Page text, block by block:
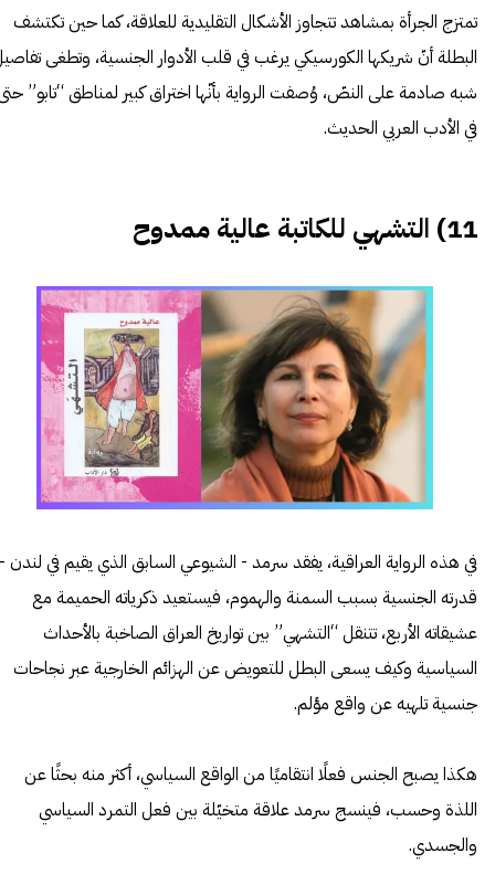
تمتزج الجرأة بمشاهد تتجاوز الأشكال التقليدية للعلاقة، كما حين تكتشف
البطلة أنّ شريكها الكورسيكي يرغب في قلب الأدوار الجنسية، وتطغى
شبه صادمة على النصّ، وُصفت الرواية بأنّها اختراق كبير لمناطق “تابو”
في الأدب العربي الحديث.
11) التشهي للكاتبة عالية ممدوح
في هذه الرواية العراقية، يفقد سرمد - الشيوعي السابق الذي يقيم في لندن -
قدرته الجنسية بسبب السمنة والهموم، فيستعيد ذكرياته الحميمة مع
عشيقاته الأربع، تتنقل “التشهي” بين تواريخ العراق الصاخبة بالأحداث
السياسية وكيف يسعى البطل للتعويض عن الهزائم الخارجية عبر نجاحات
جنسية تلهيه عن واقع مؤلم.
هكذا يصبح الجنس فعلًا انتقاميًا من الواقع السياسي، أكثر منه بحثًا عن
اللذة وحسب، فينسج سرمد علاقة متخيّلة بين فعل التمرد السياسي
والجسدي.